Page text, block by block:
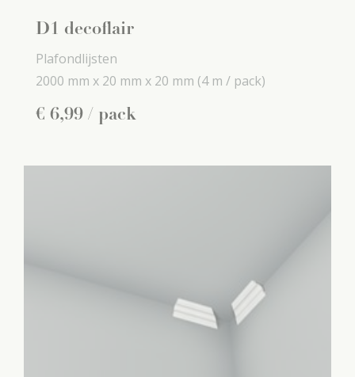
D1 decoflair
Plafondlijsten
2000 mm x 20 mm x 20 mm (4 m / pack)
€ 6,99 / pack